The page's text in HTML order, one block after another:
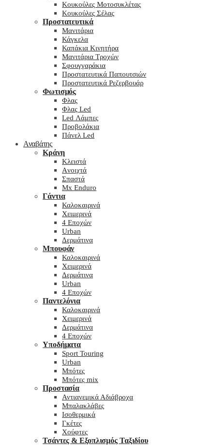
Κουκούλες Μοτοσυκλέτας
Κουκούλες Σέλας
Προστατευτικά
Μανιτάρια
Κάγκελα
Καπάκια Κινητήρα
Μανιτάρια Τροχών
Σφουγγαράκια
Προστατευτικά Παπουτσιών
Προστατευτικά Ρεζερβουάρ
Φωτισμός
Φλας
Φλας Led
Led Λάμπες
Προβολάκια
Πάνελ Led
Αναβάτης
Κράνη
Kλειστά
Aνοιχτά
Σπαστά
Mx Enduro
Γάντια
Καλοκαιρινά
Χειμερινά
4 Εποχών
Urban
Δερμάτινα
Μπουφάν
Καλοκαιρινά
Χειμερινά
Δερμάτινα
Urban
4 Εποχών
Παντελόνια
Καλοκαιρινά
Χειμερινά
Δερμάτινα
4 Εποχών
Υποδήματα
Sport Touring
Urban
Μπότες
Μπότες mix
Προστασία
Αντιανεμικά Αδιάβροχα
Μπαλακλάβες
Ισοθερμικά
Γκέτες
Χούφτες
Τσάντες & Εξοπλισμός Ταξιδίου